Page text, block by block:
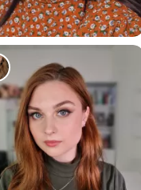
260